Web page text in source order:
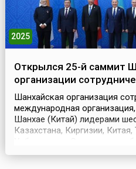
2025
Открылся 25-й саммит
организации
Шанхайская организация
международная
Шанхае (Китай) лидерами
Казахстана, Киргизии,
членов, партнеров по